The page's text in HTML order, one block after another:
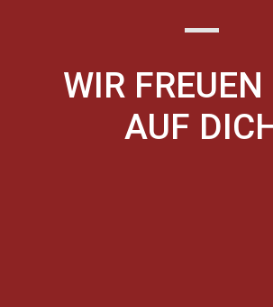
WIR
AUF